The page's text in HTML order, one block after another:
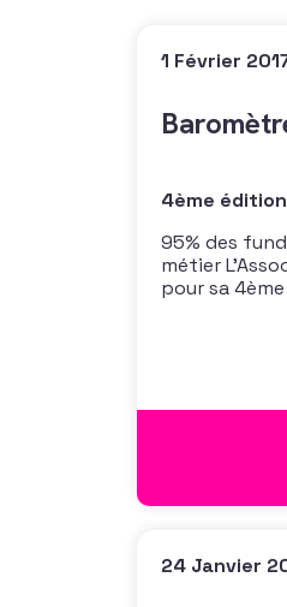
1 Février
4ème
95% des
métier
pour sa
24 Janvier